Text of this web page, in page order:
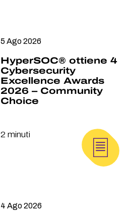
5 Ago 2026
HyperSOC® ottiene 4
Cybersecurity
Excellence Awards
2026 – Community
Choice
2 minuti
4 Ago 2026